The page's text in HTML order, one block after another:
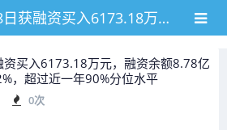
东威科技：7月8日获融资买入6173.18万元，融资余额8.78亿元占流通市值比例4.02%，超过近一年90%分位水平
买入6173.18万元，融资余额8.78亿
，超过近一年90%分位水平
0次